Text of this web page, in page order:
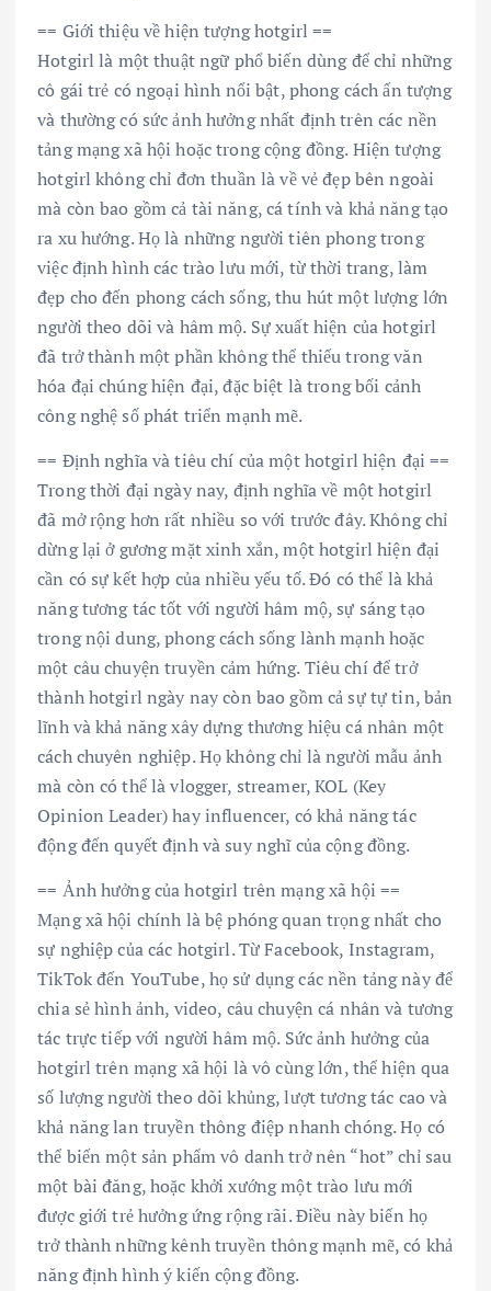
== Giới thiệu về hiện tượng hotgirl ==
Hotgirl là một thuật ngữ phổ biến dùng để chỉ những
cô gái trẻ có ngoại hình nổi bật, phong cách ấn tượng
và thường có sức ảnh hưởng nhất định trên các nền
tảng mạng xã hội hoặc trong cộng đồng. Hiện tượng
hotgirl không chỉ đơn thuần là về vẻ đẹp bên ngoài
mà còn bao gồm cả tài năng, cá tính và khả năng tạo
ra xu hướng. Họ là những người tiên phong trong
việc định hình các trào lưu mới, từ thời trang, làm
đẹp cho đến phong cách sống, thu hút một lượng lớn
người theo dõi và hâm mộ. Sự xuất hiện của hotgirl
đã trở thành một phần không thể thiếu trong văn
hóa đại chúng hiện đại, đặc biệt là trong bối cảnh
công nghệ số phát triển mạnh mẽ.
== Định nghĩa và tiêu chí của một hotgirl hiện đại ==
Trong thời đại ngày nay, định nghĩa về một hotgirl
đã mở rộng hơn rất nhiều so với trước đây. Không chỉ
dừng lại ở gương mặt xinh xắn, một hotgirl hiện đại
cần có sự kết hợp của nhiều yếu tố. Đó có thể là khả
năng tương tác tốt với người hâm mộ, sự sáng tạo
trong nội dung, phong cách sống lành mạnh hoặc
một câu chuyện truyền cảm hứng. Tiêu chí để trở
thành hotgirl ngày nay còn bao gồm cả sự tự tin, bản
lĩnh và khả năng xây dựng thương hiệu cá nhân một
cách chuyên nghiệp. Họ không chỉ là người mẫu ảnh
mà còn có thể là vlogger, streamer, KOL (Key
Opinion Leader) hay influencer, có khả năng tác
động đến quyết định và suy nghĩ của cộng đồng.
== Ảnh hưởng của hotgirl trên mạng xã hội ==
Mạng xã hội chính là bệ phóng quan trọng nhất cho
sự nghiệp của các hotgirl. Từ Facebook, Instagram,
TikTok đến YouTube, họ sử dụng các nền tảng này để
chia sẻ hình ảnh, video, câu chuyện cá nhân và tương
tác trực tiếp với người hâm mộ. Sức ảnh hưởng của
hotgirl trên mạng xã hội là vô cùng lớn, thể hiện qua
số lượng người theo dõi khủng, lượt tương tác cao và
khả năng lan truyền thông điệp nhanh chóng. Họ có
thể biến một sản phẩm vô danh trở nên “hot” chỉ sau
một bài đăng, hoặc khởi xướng một trào lưu mới
được giới trẻ hưởng ứng rộng rãi. Điều này biến họ
trở thành những kênh truyền thông mạnh mẽ, có khả
năng định hình ý kiến cộng đồng.